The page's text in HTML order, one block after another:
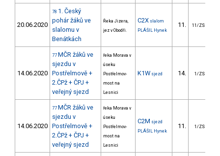
20.06.2020
78 1. Český
pohár žáků ve
slalomu v
Benátkách
Řeka Jizera,
jez v Obodři.
C2X slalom
PLÁŠIL Hynek
11. 11/ZS
14.06.2020
77 MČR žáků ve
sjezdu v
Postřelmově +
2.ČPž + ČPJ +
veřejný sjezd
řeka Morava v
úseku
Postřelmov-
most na
Lesnici
K1W sjezd 14. 1/ZS
14.06.2020
77 MČR žáků ve
sjezdu v
Postřelmově +
2.ČPž + ČPJ +
veřejný sjezd
řeka Morava v
úseku
Postřelmov-
most na
Lesnici
C2M sjezd
PLÁŠIL Hynek
11. 1/ZS